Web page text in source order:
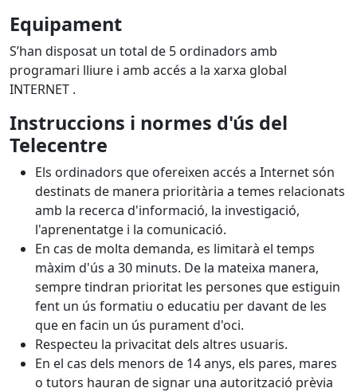
Equipament
S’han disposat un total de 5 ordinadors amb
programari lliure i amb accés a la xarxa global
INTERNET .
Instruccions i normes d'ús del
Telecentre
Els ordinadors que ofereixen accés a Internet són
destinats de manera prioritària a temes relacionats
amb la recerca d'informació, la investigació,
l'aprenentatge i la comunicació.
En cas de molta demanda, es limitarà el temps
màxim d'ús a 30 minuts. De la mateixa manera,
sempre tindran prioritat les persones que estiguin
fent un ús formatiu o educatiu per davant de les
que en facin un ús purament d'oci.
Respecteu la privacitat dels altres usuaris.
En el cas dels menors de 14 anys, els pares, mares
o tutors hauran de signar una autorització prèvia